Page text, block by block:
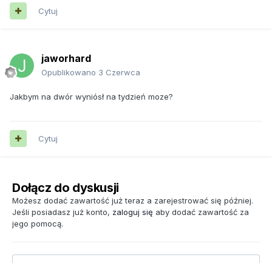
Cytuj
jaworhard
Opublikowano 3 Czerwca
Jakbym na dwór wyniósł na tydzień moze?
Cytuj
Dołącz do dyskusji
Możesz dodać zawartość już teraz a zarejestrować się później.
Jeśli posiadasz już konto, zaloguj się aby dodać zawartość za
jego pomocą.